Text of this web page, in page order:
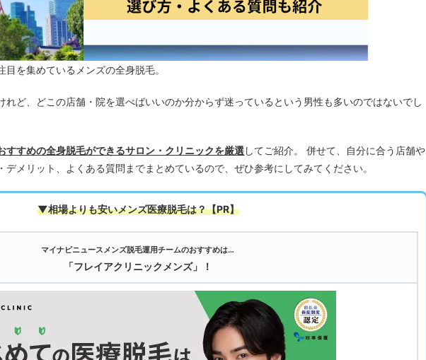
を集めているメンズの全身脱毛。
れど、どこの店舗・院を選べばいいのか分からず迷っているという男性も多いのではないでし
すすめの全身脱毛ができるサロン・クリニックを厳選 してご紹介。 併せて、自分に合う店舗や
メリット、よくある質問までまとめているので、ぜひ参考にしてみてください。
▼相場よりも安いメンズ医療脱毛は？【PR】
マイナビニュースメンズ脱毛運用チームのおすすめは…
「フレイアクリニックメンズ」！